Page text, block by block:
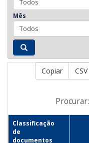
Mês
Copiar CSV
Procurar:
Classificação
de
documentos